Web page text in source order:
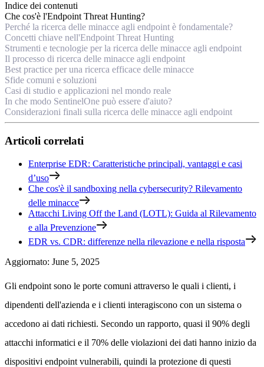
Indice dei contenuti
Che cos'è l'Endpoint Threat Hunting?
Perché la ricerca delle minacce agli endpoint è fondamentale?
Concetti chiave nell'Endpoint Threat Hunting
Strumenti e tecnologie per la ricerca delle minacce agli endpoint
Il processo di ricerca delle minacce agli endpoint
Best practice per una ricerca efficace delle minacce
Sfide comuni e soluzioni
Casi di studio e applicazioni nel mondo reale
In che modo SentinelOne può essere d'aiuto?
Considerazioni finali sulla ricerca delle minacce agli endpoint
Articoli correlati
Enterprise EDR: Caratteristiche principali, vantaggi e casi
d’uso
Che cos'è il sandboxing nella cybersecurity? Rilevamento
delle minacce
Attacchi Living Off the Land (LOTL): Guida al Rilevamento
e alla Prevenzione
EDR vs. CDR: differenze nella rilevazione e nella risposta
Aggiornato: June 5, 2025
Gli endpoint sono le porte comuni attraverso le quali i clienti, i
dipendenti dell'azienda e i clienti interagiscono con un sistema o
accedono ai dati richiesti. Secondo un rapporto, quasi il 90% degli
attacchi informatici e il 70% delle violazioni dei dati hanno inizio da
dispositivi endpoint vulnerabili, quindi la protezione di questi